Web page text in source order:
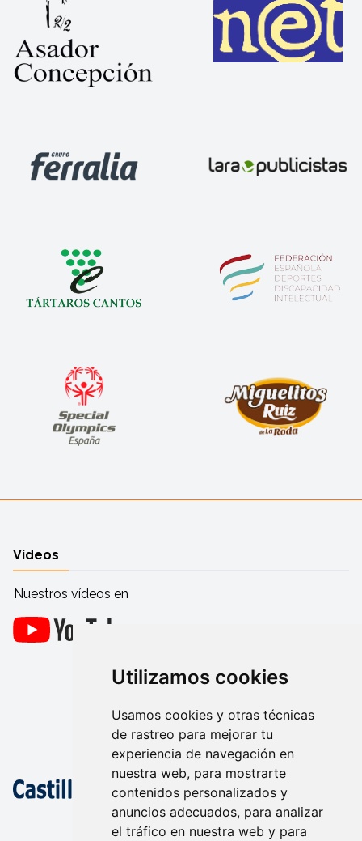
Utilizamos cookies
Usamos cookies y otras técnicas
de rastreo para mejorar tu
experiencia de navegación en
nuestra web, para mostrarte
contenidos personalizados y
anuncios adecuados, para analizar
el tráfico en nuestra web y para
Vídeos
Nuestros vídeos en